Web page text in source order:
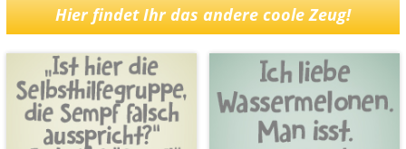
Hier findet Ihr das andere coole Zeug!